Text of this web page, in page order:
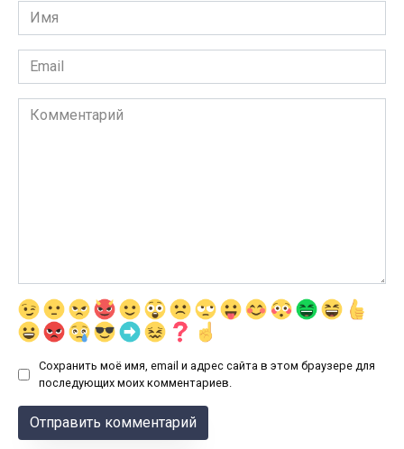
Имя
*
Email
*
Комментарий
Сохранить моё имя, email и адрес сайта в этом браузере для
последующих моих комментариев.